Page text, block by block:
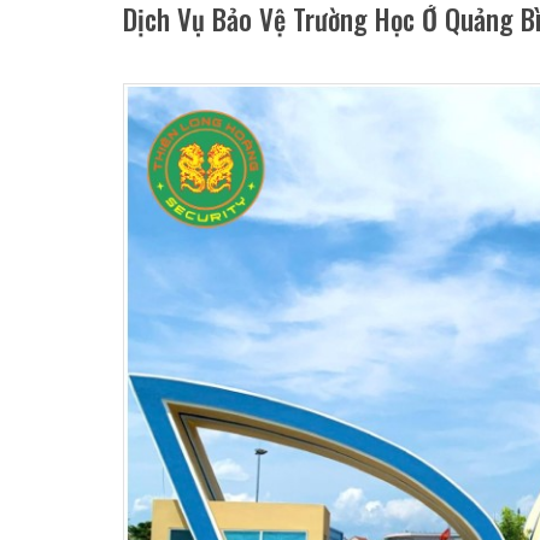
Dịch Vụ Bảo Vệ Trường Học Ở Quảng